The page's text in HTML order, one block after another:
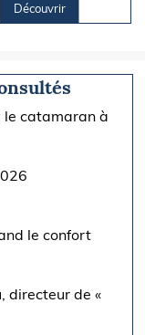
Découvrir
le catamaran à
le confort
directeur de «